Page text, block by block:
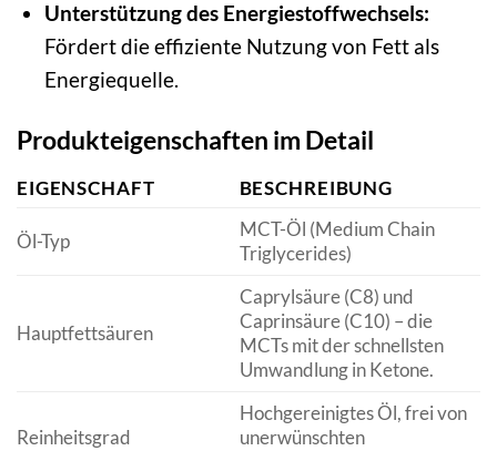
Unterstützung des Energiestoffwechsels:
Fördert die effiziente Nutzung von Fett als
Energiequelle.
Produkteigenschaften im Detail
EIGENSCHAFT BESCHREIBUNG
Öl-Typ
MCT-Öl (Medium Chain
Triglycerides)
Hauptfettsäuren
Caprylsäure (C8) und
Caprinsäure (C10) – die
MCTs mit der schnellsten
Umwandlung in Ketone.
Reinheitsgrad
Hochgereinigtes Öl, frei von
unerwünschten